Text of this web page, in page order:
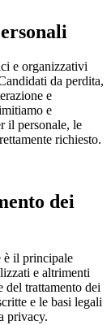
e organizzativi
da perdita,
e
e
il personale, le
richiesto.
dei
è il principale
e altrimenti
trattamento dei
e le basi legali
privacy.